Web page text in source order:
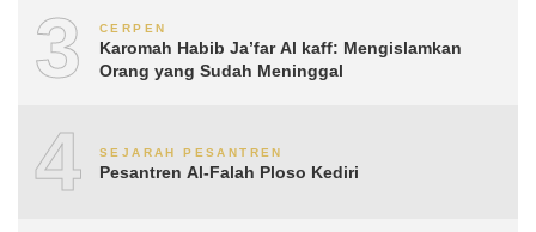
3 CERPEN
Karomah Habib Ja’far Al kaff: Mengislamkan
Orang yang Sudah Meninggal
4 SEJARAH PESANTREN
Pesantren Al-Falah Ploso Kediri